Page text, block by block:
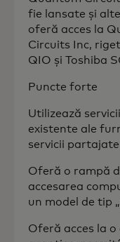
fie lansate și
oferă acces la
Circuits Inc,
QIO și Toshiba
Puncte forte
Utilizează
existente ale
servicii
Oferă o rampă
accesarea
un model de tip
Oferă acces la